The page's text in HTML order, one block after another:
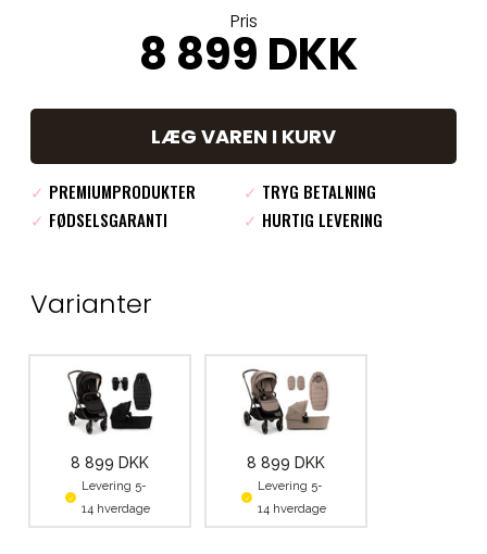
Pris
8 899 DKK
LÆG VAREN I KURV
✓ PREMIUMPRODUKTER ✓ TRYG BETALNING
✓ FØDSELSGARANTI ✓ HURTIG LEVERING
Varianter
8 899 DKK
Levering 5-
14 hverdage
8 899 DKK
Levering 5-
14 hverdage